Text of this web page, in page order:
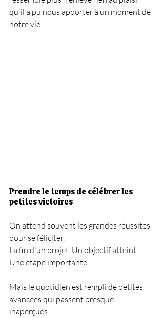
qu'il a pu nous apporter à un moment de
notre vie.
Prendre le temps de célébrer les
petites victoires
On attend souvent les grandes réussites
pour se féliciter.
La fin d'un projet. Un objectif atteint.
Une étape importante.
Mais le quotidien est rempli de petites
avancées qui passent presque
inaperçues.